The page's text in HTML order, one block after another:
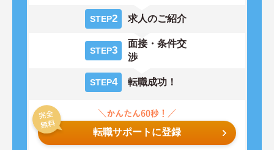
STEP2 求人のご紹介
STEP3
面接・条件交
渉
STEP4 転職成功！
転職サポートに登録